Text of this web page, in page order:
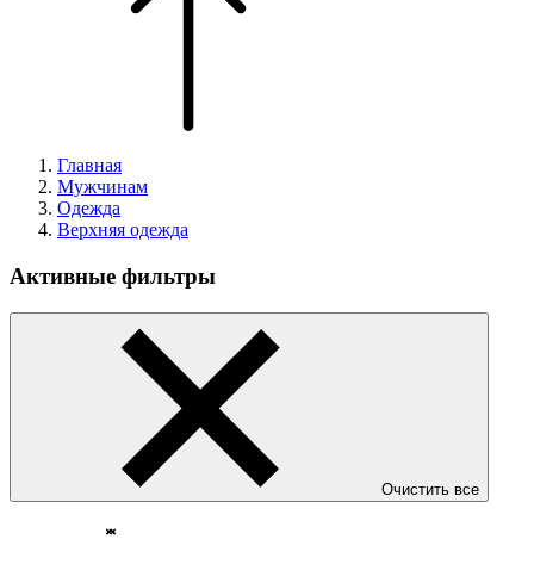
Главная
Мужчинам
Одежда
Верхняя одежда
Активные фильтры
Очистить все